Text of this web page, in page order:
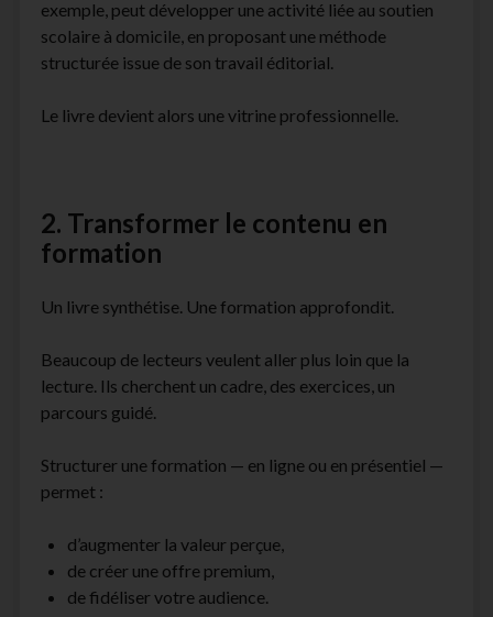
exemple, peut développer une activité liée au soutien
scolaire à domicile, en proposant une méthode
structurée issue de son travail éditorial.
Le livre devient alors une vitrine professionnelle.
2. Transformer le contenu en
formation
Un livre synthétise. Une formation approfondit.
Beaucoup de lecteurs veulent aller plus loin que la
lecture. Ils cherchent un cadre, des exercices, un
parcours guidé.
Structurer une formation — en ligne ou en présentiel —
permet :
d’augmenter la valeur perçue,
de créer une offre premium,
de fidéliser votre audience.